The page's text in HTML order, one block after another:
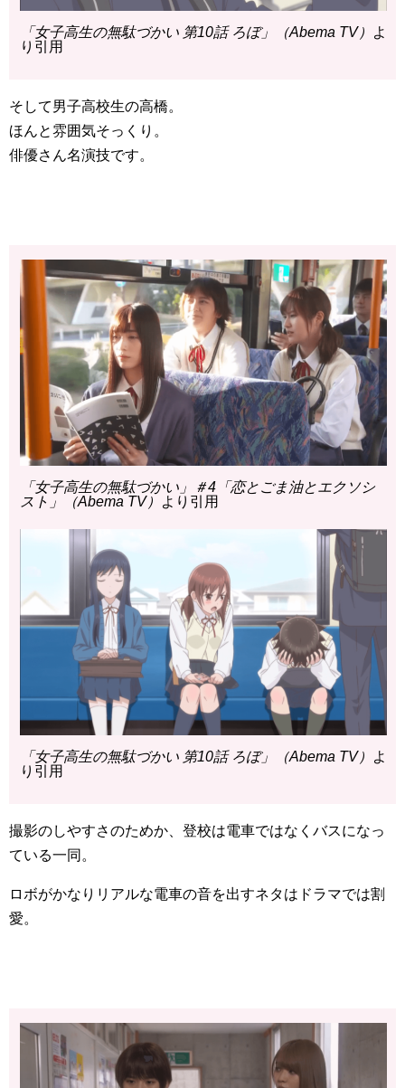
「女子高生の無駄づかい 第10話 ろぼ」（Abema TV）
よ
り引用
そして男子高校生の高橋。
ほんと雰囲気そっくり。
俳優さん名演技です。
「女子高生の無駄づかい」＃4「恋とごま油とエクソシ
スト」（Abema TV）
より引用
「女子高生の無駄づかい 第10話 ろぼ」（Abema TV）
よ
り引用
撮影のしやすさのためか、登校は電車ではなくバスになっ
ている一同。
ロボがかなりリアルな電車の音を出すネタはドラマでは割
愛。